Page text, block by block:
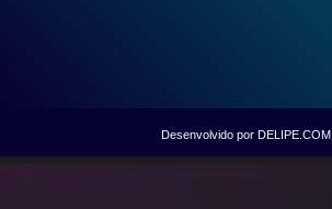
Desenvolvido por DELIPE.COM